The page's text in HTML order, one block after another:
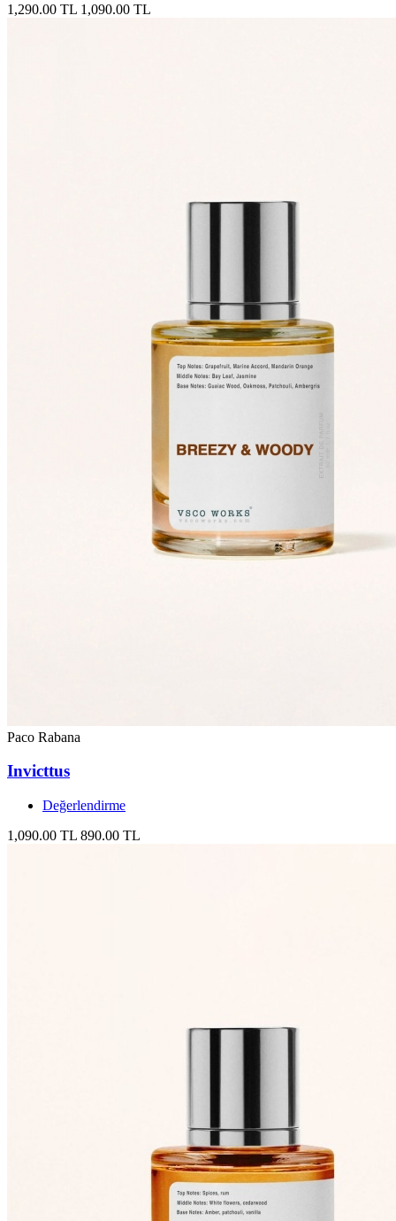
1,290.00 TL 1,090.00 TL
Paco Rabana
Invicttus
Değerlendirme
1,090.00 TL 890.00 TL